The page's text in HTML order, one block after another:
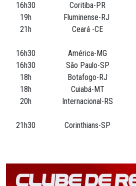
16h30
Coritiba-PR
19h
Fluminense-RJ
21h
Ceará -CE
16h30
América-MG
16h30
São Paulo-SP
18h
Botafogo-RJ
18h
Cuiabá-MT
20h
Internacional-RS
21h30
Corinthians-SP